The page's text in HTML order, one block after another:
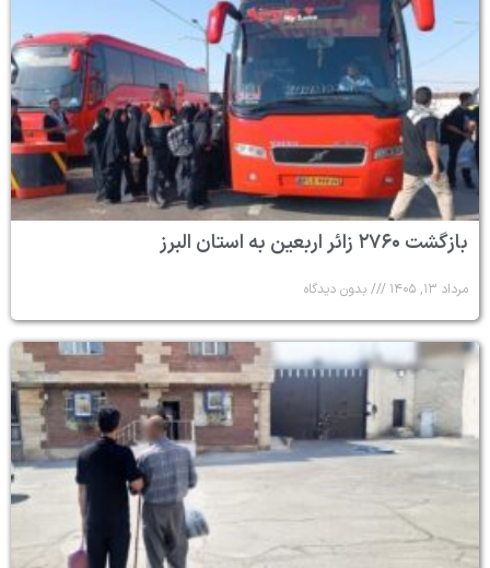
بازگشت ۲۷۶۰ زائر اربعین به استان البرز
مرداد ۱۳, ۱۴۰۵ بدون دیدگاه